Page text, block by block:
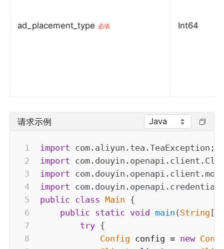
ad_placement_type 必填 Int64
请求示例 Java
import com . aliyun . tea .TeaException ;
import com . douyin . openapi . client .
import com . douyin . openapi . client .
import com . douyin . openapi . credential
public class Main {
public static void main ( String [
try {
Config config = new